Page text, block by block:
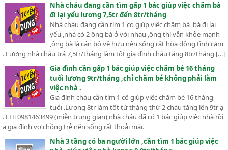
Nhà cháu đang cần tìm gấp 1 bác giúp việc chăm bà
đi lại yếu lương 7,5tr đến 8tr/tháng
Nhà cháu đang cần tìm 1 co giúp việc chăm bà ,bà đi lại
yếu ,nhà có 2 ông bà ở với nhau ,ông thì vẫn khỏe mạnh
,ông bà là cán bộ về hưu nên sống rất hòa đồng tình cảm
. Lương nhà cháu trả 7,5tr/tháng làm tốt gia đình cháu tăng 8tr/tháng […]
Gia đình cần gấp 1 bác giúp việc chăm bé 16 tháng
tuổi lương 9tr/tháng ,chỉ chăm bé không phải làm
việc nhà .
Gia đình cháu cần tìm 1 cô giúp việc chăm bé 16 tháng
tuổi .Lương 8tr làm tốt từ tháng thứ 2 cháu tăng lên 9tr ạ
. LH: 0981463499 (miễn trung gian),nhà cháu đã có 1 bác giúp việc nhà rồi
ạ,gia đình vợ chồng trẻ nên sống rất thoải mái.
Nhà 3 tầng có ba người lớn ,cần tìm 1 bác giúp việc